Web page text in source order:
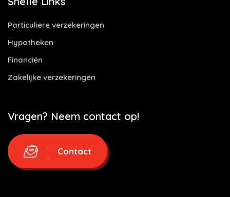
Particuliere verzekeringen
Hypotheken
Financiën
Zakelijke verzekeringen
Vragen? Neem contact op!
Contact